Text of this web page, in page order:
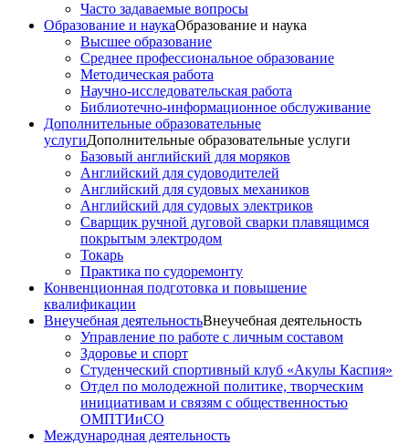
Часто задаваемые вопросы
Образование и наукаОбразование и наука
Высшее образование
Среднее профессиональное образование
Методическая работа
Научно-исследовательская работа
Библиотечно-информационное обслуживание
Дополнительные образовательные
услугиДополнительные образовательные услуги
Базовый английский для моряков
Английский для судоводителей
Английский для судовых механиков
Английский для судовых электриков
Cварщик ручной дуговой сварки плавящимся
покрытым электродом
Токарь
Практика по судоремонту
Конвенционная подготовка и повышение
квалификации
Внеучебная деятельностьВнеучебная деятельность
Управление по работе с личным составом
Здоровье и спорт
Студенческий спортивный клуб «Акулы Каспия»
Отдел по молодежной политике, творческим
инициативам и связям с общественностью
ОМПТИиСО
Международная деятельность